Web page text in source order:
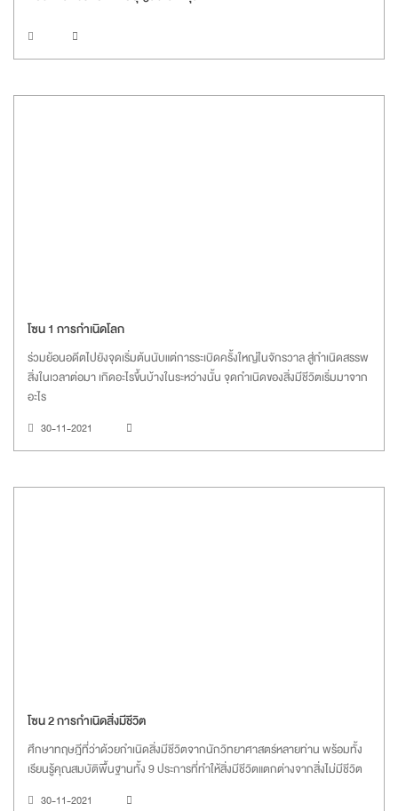
โซน 1 การกำเนิดโลก
ร่วมย้อนอดีตไปยังจุดเริ่มต้นนับแต่การระเบิดครั้งใหญ่ในจักรวาล สู่กำเนิดสรรพ
สิ่งในเวลาต่อมา เกิดอะไรขึ้นบ้างในระหว่างนั้น จุดกำเนิดของสิ่งมีชีวิตเริ่มมาจาก
อะไร
30-11-2021
โซน 2 การกำเนิดสิ่งมีชีวิต
ศึกษาทฤษฎีที่ว่าด้วยกำเนิดสิ่งมีชีวิตจากนักวิทยาศาสตร์หลายท่าน พร้อมทั้ง
เรียนรู้คุณสมบัติพื้นฐานทั้ง 9 ประการที่ทำให้สิ่งมีชีวิตแตกต่างจากสิ่งไม่มีชีวิต
30-11-2021